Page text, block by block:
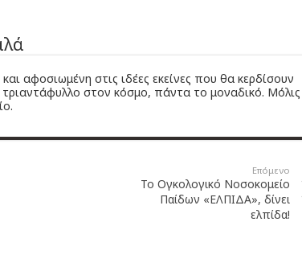
αφοσιωμένη στις ιδέες εκείνες που θα κερδίσουν
στον κόσμο, πάντα το μοναδικό. Μόλις
Επόμενο
Το Ογκολογικό Νοσοκομείο
Παίδων «ΕΛΠΙΔΑ», δίνει
ελπίδα!